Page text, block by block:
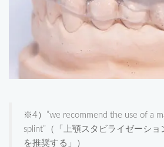
※4）”we recommend the use of a
splint”（「上顎スタビライゼーシ
を推奨する」）